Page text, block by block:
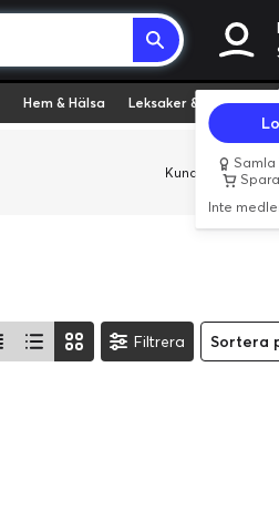
Samla
Inte
Hem & Hälsa Leksaker & Hobby
Kundservice
Filtrera